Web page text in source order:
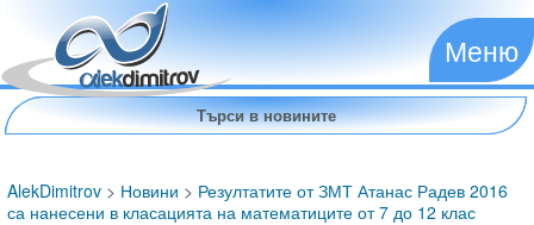
Меню
AlekDimitrov > Новини > Резултатите от ЗМТ Атанас Радев 2016
са нанесени в класацията на математиците от 7 до 12 клас